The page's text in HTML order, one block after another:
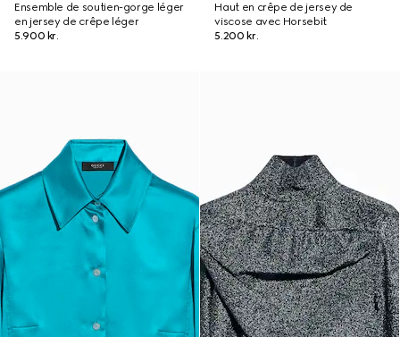
Ensemble de soutien-gorge léger
en jersey de crêpe léger
5.900 kr.
Haut en crêpe de jersey de
viscose avec Horsebit
5.200 kr.